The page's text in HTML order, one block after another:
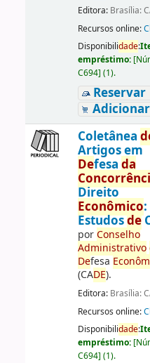
Editora: Brasília:
Recursos online:
Disponibilidade:
empréstimo: [
C694] (1).
Reservar
Coletânea
Artigos em
Defesa da
Direito
Econômico:
Estudosde
porConselho
Administrativo
Defesa
(CADE).
Editora: Brasília:
Recursos online:
Disponibilidade:
empréstimo: [
C694] (1).